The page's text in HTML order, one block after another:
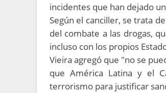
incidentes que han dejado
Según el canciller, se trata
del combate a las drogas,
incluso con los propios
Vieira agregó que "no se
que América Latina y el
terrorismo para justificar